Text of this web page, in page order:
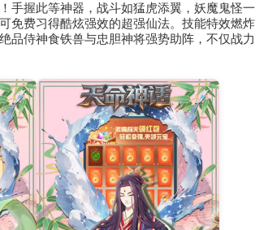
手握此等神器，战斗如猛虎添翼，妖魔鬼怪一
免费习得酷炫强效的超强仙法。技能特效燃炸
品侍神食铁兽与忠胆神将强势助阵，不仅战力